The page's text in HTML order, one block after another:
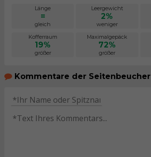
Länge
=
gleich
Leergewicht
2%
weniger
Kofferraum
19%
größer
Maximalgepäck
72%
größer
Kommentare der Seitenbeucher